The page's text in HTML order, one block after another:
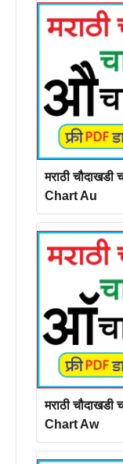
मराठी
Chart Au
मराठी
Chart Aw